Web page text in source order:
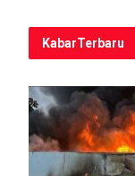
KabarTerbaru